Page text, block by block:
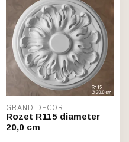
GRAND DECOR
Rozet R115 diameter
20,0 cm